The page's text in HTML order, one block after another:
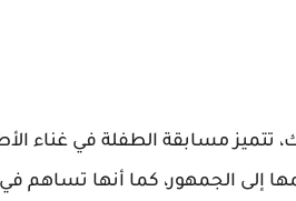
تتميز مسابقة الطفلة في غناء
إلى الجمهور، كما أنها تساهم